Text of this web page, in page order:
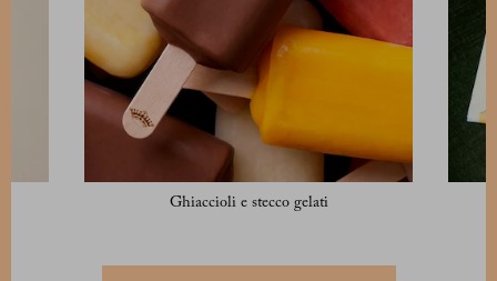
Ghiaccioli e stecco gelati